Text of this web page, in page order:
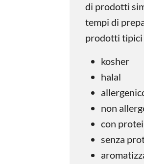
di prodotti
tempi di
prodotti tipici
kosher
halal
non
con
senza